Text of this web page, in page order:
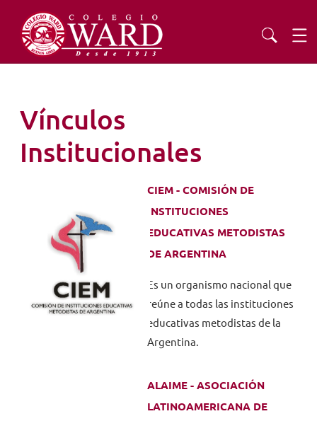
EXTENSIÓN
AGENDA
NOVEDADES
TRABAJAR AQUÍ
Vínculos
Institucionales
CIEM - COMISIÓN DE
INSTITUCIONES
EDUCATIVAS METODISTAS
DE ARGENTINA
Es un organismo nacional que
reúne a todas las instituciones
educativas metodistas de la
Argentina.
ALAIME - ASOCIACIÓN
LATINOAMERICANA DE